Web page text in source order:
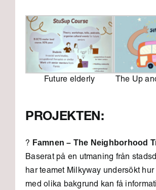
Future elderly The Up
PROJEKTEN:
? Famnen – The Neighborhood
Baserat på en utmaning från
har teamet Milkyway undersökt
med olika bakgrund kan få